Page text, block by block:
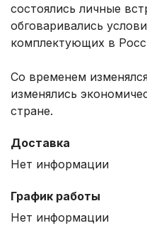
состоялись личные
обговаривались
комплектующих в
Со временем
изменялись
стране.
Доставка
Нет информации
График работы
Нет информации